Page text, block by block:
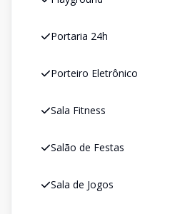
Portaria 24h
Porteiro Eletrônico
Sala Fitness
Salão de Festas
Sala de Jogos